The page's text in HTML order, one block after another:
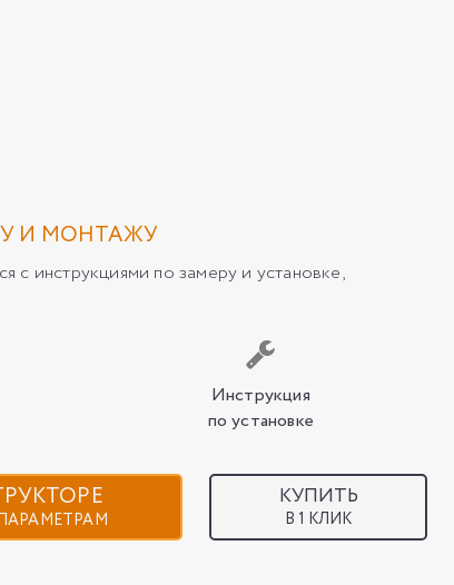
И МОНТАЖУ
с инструкциями по замеру и установке,
Инструкция
по установке
КУПИТЬ
В 1 КЛИК